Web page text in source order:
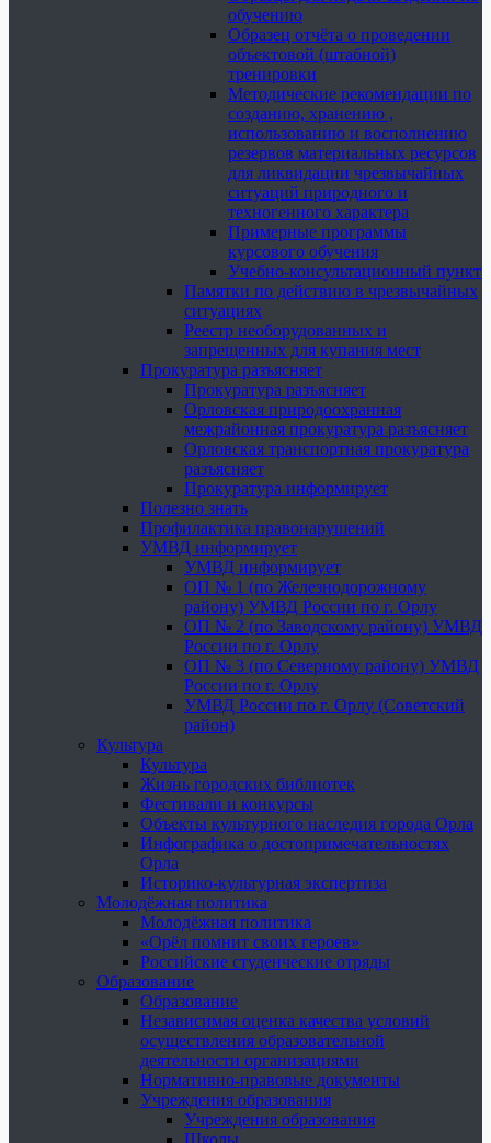
обучению
Образец отчёта о проведении
объектовой (штабной)
тренировки
Методические рекомендации по
созданию, хранению ,
использованию и восполнению
резервов материальных ресурсов
для ликвидации чрезвычайных
ситуаций природного и
техногенного характера
Примерные программы
курсового обучения
Учебно-консультационный пункт
Памятки по действию в чрезвычайных
ситуациях
Реестр необорудованных и
запрещенных для купания мест
Прокуратура разъясняет
Прокуратура разъясняет
Орловская природоохранная
межрайонная прокуратура разъясняет
Орловская транспортная прокуратура
разъясняет
Прокуратура информирует
Полезно знать
Профилактика правонарушений
УМВД информирует
УМВД информирует
ОП № 1 (по Железнодорожному
району) УМВД России по г. Орлу
ОП № 2 (по Заводскому району) УМВД
России по г. Орлу
ОП № 3 (по Северному району) УМВД
России по г. Орлу
УМВД России по г. Орлу (Советский
район)
Культура
Культура
Жизнь городских библиотек
Фестивали и конкурсы
Объекты культурного наследия города Орла
Инфографика о достопримечательностях
Орла
Историко-культурная экспертиза
Молодёжная политика
Молодёжная политика
«Орёл помнит своих героев»
Российские студенческие отряды
Образование
Образование
Независимая оценка качества условий
осуществления образовательной
деятельности организациями
Нормативно-правовые документы
Учреждения образования
Учреждения образования
Школы